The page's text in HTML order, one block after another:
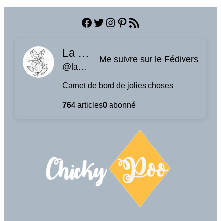
Facebook
Twitter
Instagram
Pinterest
Flux RSS
La planque à libellules
@laplanquealibellules.fr@www.laplanquealibellules.fr
Me suivre sur le Fédivers
Carnet de bord de jolies choses
764 articles0 abonné